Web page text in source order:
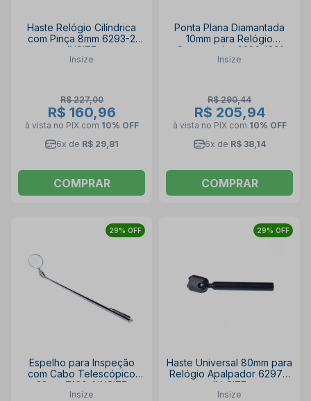
Haste Relógio Cilíndrica
com Pinça 8mm 6293-2
INSIZE
Insize
R$ 227,00
R$ 160,96
à vista no PIX com 10% OFF
6x de R$ 29,81
COMPRAR
Ponta Plana Diamantada
10mm para Relógio
Comparador 6282-1201
INSIZE
Insize
R$ 290,44
R$ 205,94
à vista no PIX com 10% OFF
6x de R$ 38,14
COMPRAR
29% OFF
Espelho para Inspeção
com Cabo Telescópico
32mm 7160-1 INSIZE
Insize
29% OFF
Haste Universal 80mm para
Relógio Apalpador 6297-1
IN-SIZE
Insize